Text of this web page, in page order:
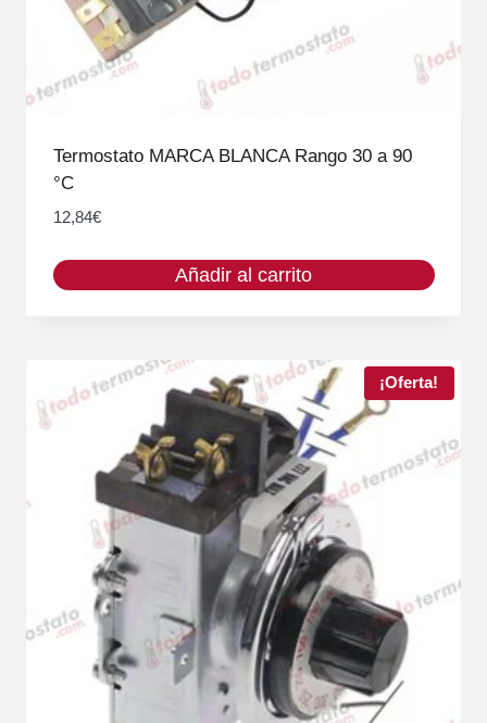
Termostato MARCA BLANCA Rango 30 a 90
°C
12,84€
Añadir al carrito
¡Oferta!